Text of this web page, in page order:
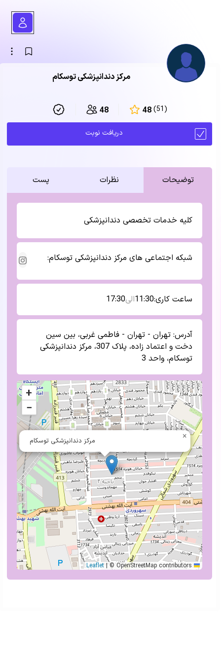
مرکز دندانپزشکی توسکام
48 (51)
48
دریافت نوبت
توضیحات نظرات پست
کلیه خدمات تخصصی دندانپزشکی
شبکه اجتماعی های مرکز دندانپزشکی توسکام:
ساعت کاری:11:30الی17:30
آدرس: تهران - تهران - فاطمی غربی، بین سین
دخت و اعتماد زاده، پلاک 307، مرکز دندانپزشکی
توسکام، واحد 3
مرکز دندانپزشکی توسکام ×
+
−
|© OpenStreetMap contributors